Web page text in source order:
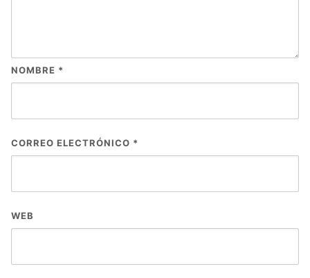
NOMBRE *
CORREO ELECTRÓNICO *
WEB